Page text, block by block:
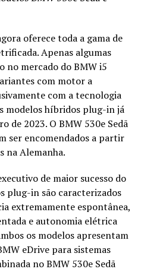
oferece toda a gama de
Apenas algumas
no mercado do BMW i5
com motor a
com a tecnologia
modelos híbridos plug-in já
de 2023. O BMW 530e Sedã
ser encomendados a partir
na Alemanha.
de maior sucesso do
plug-in são caracterizados
extremamente espontânea,
e autonomia elétrica
os modelos apresentam
eDrive para sistemas
no BMW 530e Sedã